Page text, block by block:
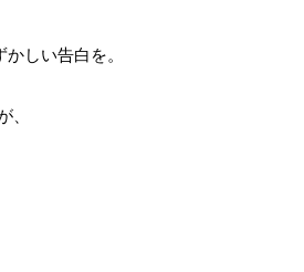
しい告白を。
、